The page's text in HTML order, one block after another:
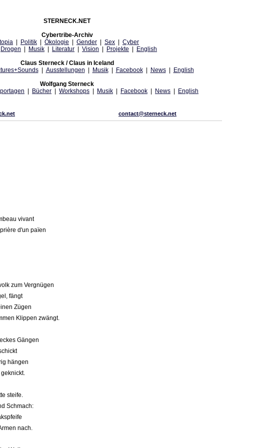
STERNECK.NET
Cybertribe-Archiv
Politik Ökologie Gender Sex
Cyber
Drogen Musik Literatur Vision Projekte
English
Claus Sterneck / Claus in Iceland
| Ausstellungen Musik| Facebook| News|
English
Wolfgang Sterneck
Bücher Workshops Musik Facebook News English
contact@sterneck.net
vivant
d'un païen
zum Vergnügen
fängt
Zügen
Klippen zwängt.
Gängen
hängen
steife.
Schmach:
nach.